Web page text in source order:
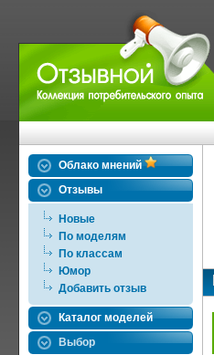
Облако мнений
Отзывы
Новые
По моделям
По классам
Юмор
Добавить отзыв
Каталог моделей
Выбор